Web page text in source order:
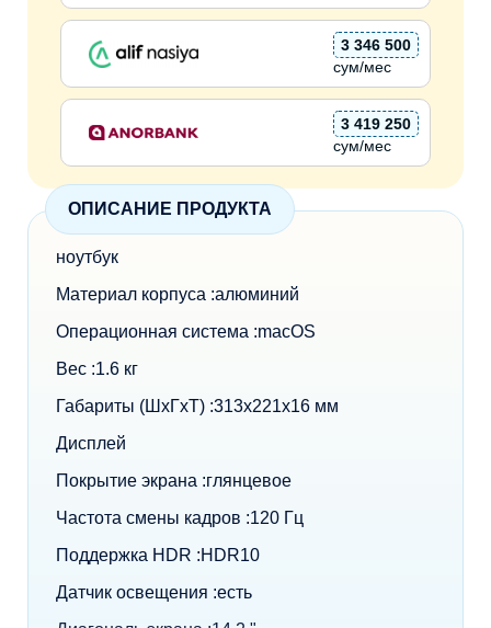
3 346 500
сум/мес
3 419 250
сум/мес
ОПИСАНИЕ ПРОДУКТА
ноутбук
Материал корпуса :алюминий
Операционная система :macOS
Вес :1.6 кг
Габариты (ШхГхТ) :313x221x16 мм
Дисплей
Покрытие экрана :глянцевое
Частота смены кадров :120 Гц
Поддержка HDR :HDR10
Датчик освещения :есть